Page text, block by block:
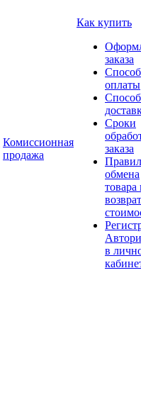
Комиссионная
продажа
Как купить
заказа
оплаты
Сроки
заказа
обмена
товара
в